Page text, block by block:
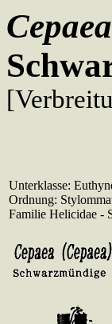
Unterklasse:
Ordnung:
Familie Helicidae -